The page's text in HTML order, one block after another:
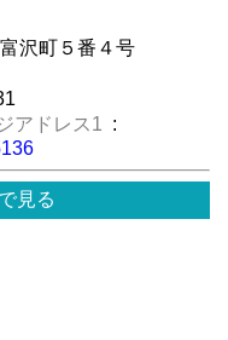
沢町５番４号
アドレス1 :
見る